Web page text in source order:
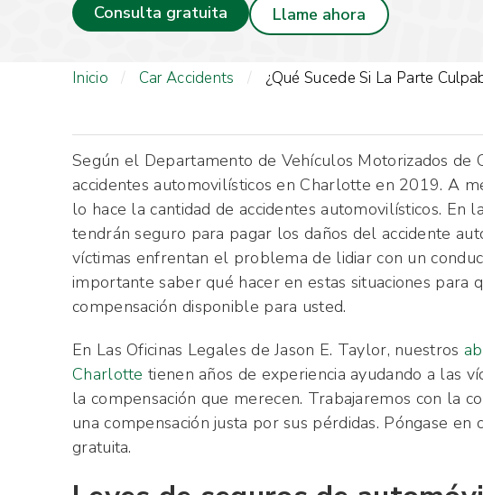
Consulta gratuita
Llame ahora
Inicio / Car Accidents / ¿Qué Sucede Si La Parte
Según el Departamento de Vehículos Motorizados
accidentes automovilísticos en Charlotte en 2019. A
lo hace la cantidad de accidentes automovilísticos. En
tendrán seguro para pagar los daños del accidente
víctimas enfrentan el problema de lidiar con un
importante saber qué hacer en estas situaciones
compensación disponible para usted.
En Las Oficinas Legales de Jason E. Taylor, nuestros
Charlotte tienen años de experiencia ayudando a las
la compensación que merecen. Trabajaremos con la
una compensación justa por sus pérdidas. Póngase
gratuita.